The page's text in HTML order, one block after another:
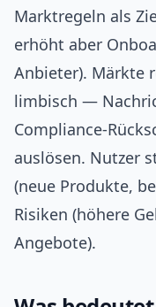
Marktregeln als
erhöht aber
Anbieter). Märkte
limbisch —
auslösen. Nutzer
(neue Produkte,
Risiken (höhere
Angebote).